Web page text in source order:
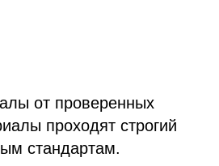
от проверенных
проходят строгий
стандартам.